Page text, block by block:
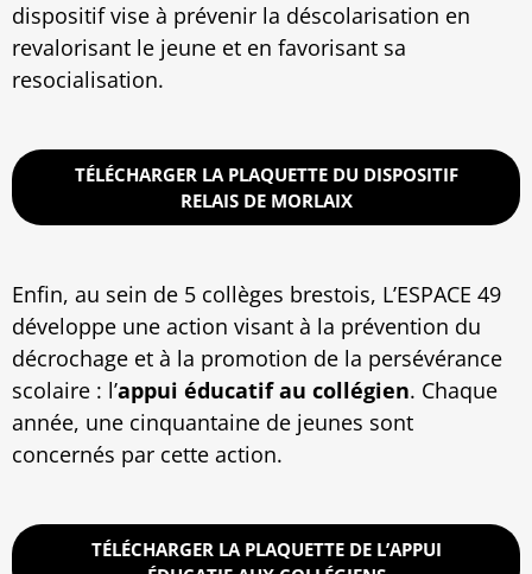
dispositif vise à prévenir la déscolarisation en
revalorisant le jeune et en favorisant sa
resocialisation.
TÉLÉCHARGER LA PLAQUETTE DU DISPOSITIF
RELAIS DE MORLAIX
Enfin, au sein de 5 collèges brestois, L’ESPACE 49
développe une action visant à la prévention du
décrochage et à la promotion de la persévérance
scolaire : l’appui éducatif au collégien. Chaque
année, une cinquantaine de jeunes sont
concernés par cette action.
TÉLÉCHARGER LA PLAQUETTE DE L’APPUI